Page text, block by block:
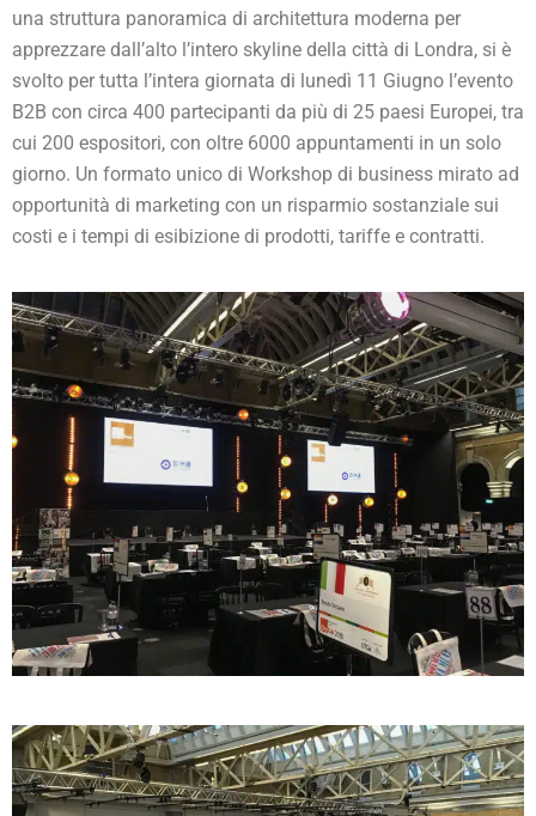
una struttura panoramica di architettura moderna per
apprezzare dall’alto l’intero skyline della città di Londra, si è
svolto per tutta l’intera giornata di lunedì 11 Giugno l’evento
B2B con circa 400 partecipanti da più di 25 paesi Europei, tra
cui 200 espositori, con oltre 6000 appuntamenti in un solo
giorno. Un formato unico di Workshop di business mirato ad
opportunità di marketing con un risparmio sostanziale sui
costi e i tempi di esibizione di prodotti, tariffe e contratti.